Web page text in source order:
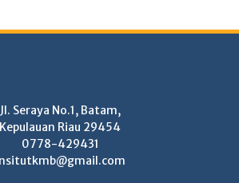
Jl. Seraya No.1, Batam,
Kepulauan Riau 29454
0778-429431